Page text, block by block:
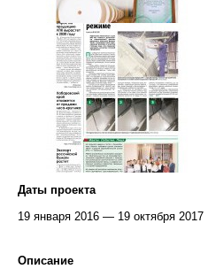
Даты проекта
19 января 2016 — 19 октября 2017
Описание